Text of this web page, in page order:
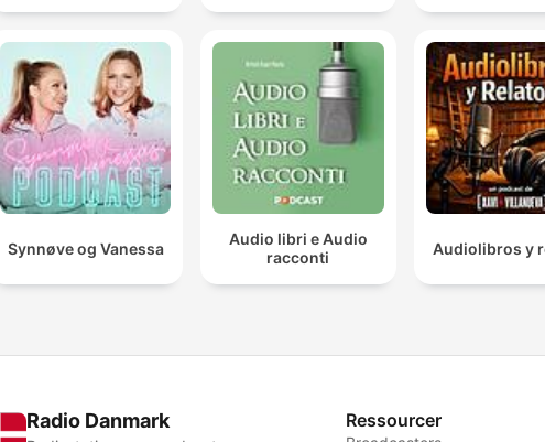
Synnøve og Vanessa
Audio libri e Audio
racconti
Audiolibros y
Radio Danmark Ressourcer